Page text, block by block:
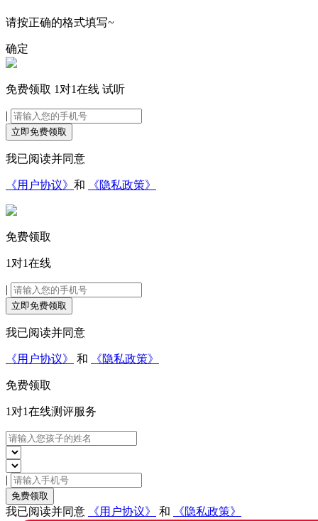
请按正确的格式填写~
确定
免费领取 1对1在线 试听
|
立即免费领取
我已阅读并同意
《用户协议》 和 《隐私政策》
免费领取
1对1在线
|
立即免费领取
我已阅读并同意
《用户协议》 和 《隐私政策》
免费领取
1对1在线测评服务
|
免费领取
我已阅读并同意 《用户协议》 和 《隐私政策》